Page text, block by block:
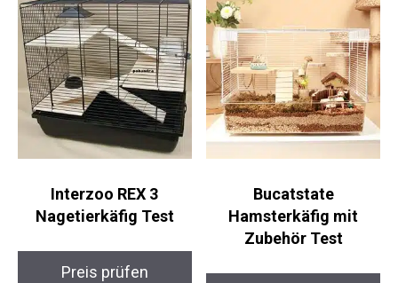
Interzoo REX 3
Nagetierkäfig Test
Preis prüfen
Bucatstate
Hamsterkäfig mit
Zubehör Test